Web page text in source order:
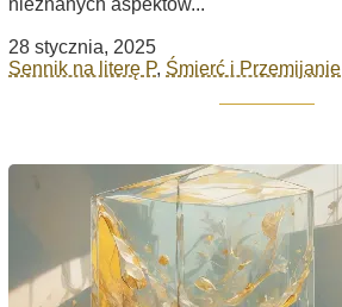
nieznanych aspektów...
28 stycznia, 2025
Sennik na literę P, Śmierć i Przemijanie